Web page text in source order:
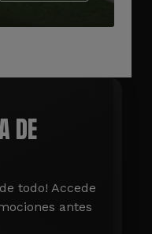
DE
todo! Accede
antes